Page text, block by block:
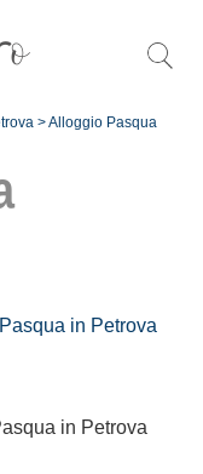
>Alloggio Pasqua
in Petrova
in Petrova